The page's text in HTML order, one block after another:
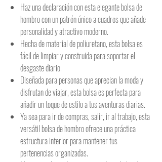
Haz una declaración con esta elegante bolsa de
hombro con un patrón único a cuadros que añade
personalidad y atractivo moderno.
Hecha de material de poliuretano, esta bolsa es
fácil de limpiar y construida para soportar el
desgaste diario.
Diseñada para personas que aprecian la moda y
disfrutan de viajar, esta bolsa es perfecta para
añadir un toque de estilo a tus aventuras diarias.
Ya sea para ir de compras, salir, ir al trabajo, esta
versátil bolsa de hombro ofrece una práctica
estructura interior para mantener tus
pertenencias organizadas.